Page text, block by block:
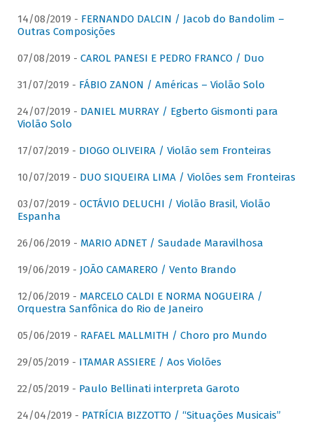
14/08/2019 - FERNANDO DALCIN / Jacob do Bandolim –
Outras Composições
07/08/2019 - CAROL PANESI E PEDRO FRANCO / Duo
31/07/2019 - FÁBIO ZANON / Américas – Violão Solo
24/07/2019 - DANIEL MURRAY / Egberto Gismonti para
Violão Solo
17/07/2019 - DIOGO OLIVEIRA / Violão sem Fronteiras
10/07/2019 - DUO SIQUEIRA LIMA / Violões sem Fronteiras
03/07/2019 - OCTÁVIO DELUCHI / Violão Brasil, Violão
Espanha
26/06/2019 - MARIO ADNET / Saudade Maravilhosa
19/06/2019 - JOÃO CAMARERO / Vento Brando
12/06/2019 - MARCELO CALDI E NORMA NOGUEIRA /
Orquestra Sanfônica do Rio de Janeiro
05/06/2019 - RAFAEL MALLMITH / Choro pro Mundo
29/05/2019 - ITAMAR ASSIERE / Aos Violões
22/05/2019 - Paulo Bellinati interpreta Garoto
24/04/2019 - PATRÍCIA BIZZOTTO / “Situações Musicais”